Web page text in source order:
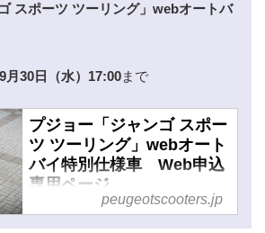
スポーツ ツーリング」webオートバ
月30日（水）17:00まで
プジョー「ジャンゴ スポー
ツ ツーリング」webオート
バイ特別仕様車 Web申込
専用ページ
ベースマシンの“ジャンゴ スポー
peugeotscooters.jp